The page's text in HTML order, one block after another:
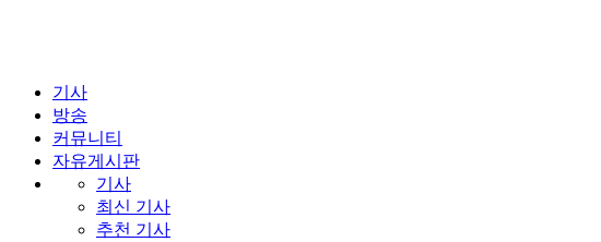
기사
방송
커뮤니티
자유게시판
기사
최신 기사
추천 기사